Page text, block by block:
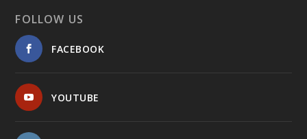
FOLLOW US
FACEBOOK
YOUTUBE